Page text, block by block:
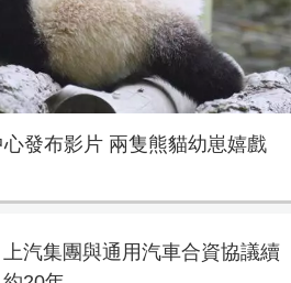
發布影片 兩隻熊貓幼崽嬉戲
上汽集團與通用汽車合資協議續